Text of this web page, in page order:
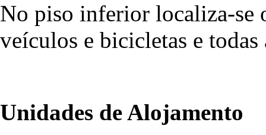
No piso inferior localiza-se
veículos e bicicletas e todas
Unidades de Alojamento